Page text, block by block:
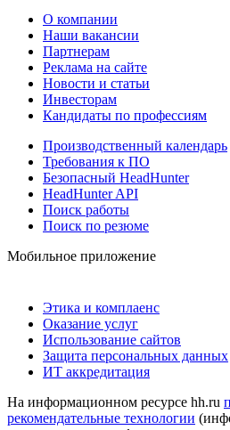
О компании
Наши вакансии
Партнерам
Реклама на сайте
Новости и статьи
Инвесторам
Кандидаты по профессиям
Производственный календарь
Требования к ПО
Безопасный HeadHunter
HeadHunter API
Поиск работы
Поиск по резюме
Мобильное приложение
Этика и комплаенс
Оказание услуг
Использование сайтов
Защита персональных данных
ИТ аккредитация
На информационном ресурсе hh.ru
рекомендательные технологии